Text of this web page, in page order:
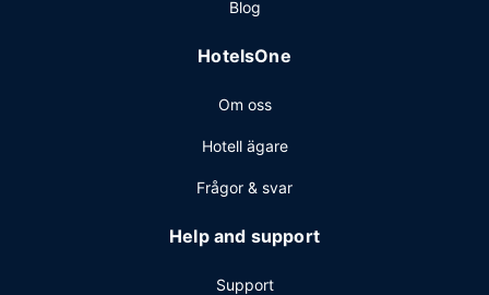
Planerar du ett event i Salt Lake City? På detta hotell finns
kvadratmeter, däribland konferensrum och 4 mötesrum.
Blog
HotelsOne
Om oss
Hotell ägare
Frågor & svar
Help and support
Support